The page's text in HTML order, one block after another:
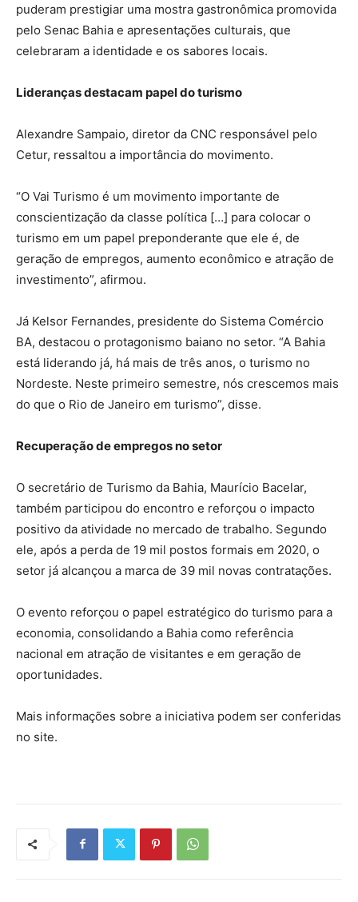
puderam prestigiar uma mostra gastronômica promovida
pelo Senac Bahia e apresentações culturais, que
celebraram a identidade e os sabores locais.
Lideranças destacam papel do turismo
Alexandre Sampaio, diretor da CNC responsável pelo
Cetur, ressaltou a importância do movimento.
“O Vai Turismo é um movimento importante de
conscientização da classe política […] para colocar o
turismo em um papel preponderante que ele é, de
geração de empregos, aumento econômico e atração de
investimento”, afirmou.
Já Kelsor Fernandes, presidente do Sistema Comércio
BA, destacou o protagonismo baiano no setor. “A Bahia
está liderando já, há mais de três anos, o turismo no
Nordeste. Neste primeiro semestre, nós crescemos mais
do que o Rio de Janeiro em turismo”, disse.
Recuperação de empregos no setor
O secretário de Turismo da Bahia, Maurício Bacelar,
também participou do encontro e reforçou o impacto
positivo da atividade no mercado de trabalho. Segundo
ele, após a perda de 19 mil postos formais em 2020, o
setor já alcançou a marca de 39 mil novas contratações.
O evento reforçou o papel estratégico do turismo para a
economia, consolidando a Bahia como referência
nacional em atração de visitantes e em geração de
oportunidades.
Mais informações sobre a iniciativa podem ser conferidas
no site.